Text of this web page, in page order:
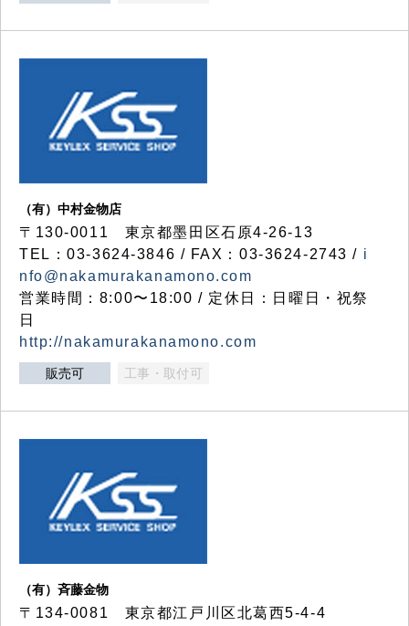
（有）中村金物店
〒130-0011 東京都墨田区石原4-26-13
TEL：03-3624-3846 / FAX：03-3624-2743 / i
nfo@nakamurakanamono.com
営業時間：8:00〜18:00 / 定休日：日曜日・祝祭
日
http://nakamurakanamono.com
販売可 工事・取付可
（有）斉藤金物
〒134-0081 東京都江戸川区北葛西5-4-4